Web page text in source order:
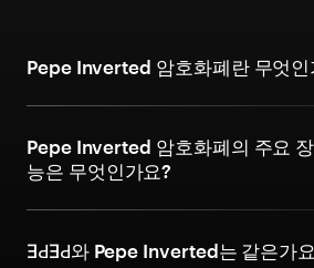
Pepe Inverted 암호화폐란 무엇인
Pepe Inverted 암호화폐의 주요
능은 무엇인가요?
ƎԀƎԀ와 Pepe Inverted는 같은가